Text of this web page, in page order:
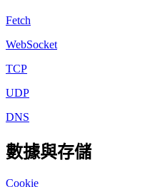
Fetch
WebSocket
TCP
UDP
DNS
數據與存儲
Cookie